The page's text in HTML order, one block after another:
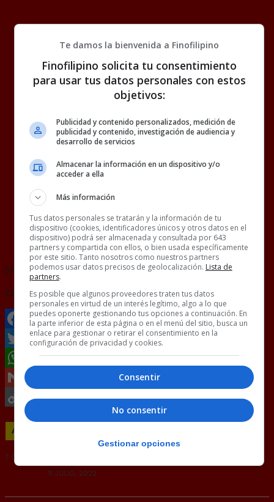
Espera… ¿Qué acabo de ver?
[video_player id=272868]
Enviado porJoduodecter.
Facebook
Twitter
WhatsApp
Gmail
Copy
Link
ANUNCIOS
7 COMENTARIOS
11 JULIO, 2022
Te damos la bienvenida a Finofilipino
Finofilipino solicita tu consentimiento
para usar tus datos personales con estos
objetivos:
Publicidad y contenido personalizados, medición de
publicidad y contenido, investigación de audiencia y
desarrollo de servicios
Almacenar la información en un dispositivo y/o
acceder a ella
Más información
Tus datos personales se tratarán y la información de tu
dispositivo (cookies, identificadores únicos y otros datos en el
dispositivo) podrá ser almacenada y consultada por 643
partners y compartida con ellos, o bien usada específicamente
por este sitio. Tanto nosotros como nuestros partners
podemos usar datos precisos de geolocalización. Lista de
partners.
Es posible que algunos proveedores traten tus datos
personales en virtud de un interés legítimo, algo a lo que
puedes oponerte gestionando tus opciones a continuación. En
la parte inferior de esta página o en el menú del sitio, busca un
enlace para gestionar o retirar el consentimiento en la
configuración de privacidad y cookies.
Consentir
No consentir
Gestionar opciones